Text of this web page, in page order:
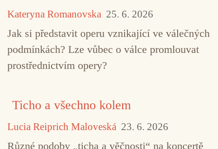
Jim Denley Matthias Müller
Kateryna Romanovska 25. 6. 2026
Jak si představit operu vznikající ve válečných
podmínkách? Lze vůbec o válce promlouvat
prostřednictvím opery?
Ticho a všechno kolem
Lucia Reiprich Maloveská 23. 6. 2026
Různé podoby „ticha a věčnosti“ na koncertě